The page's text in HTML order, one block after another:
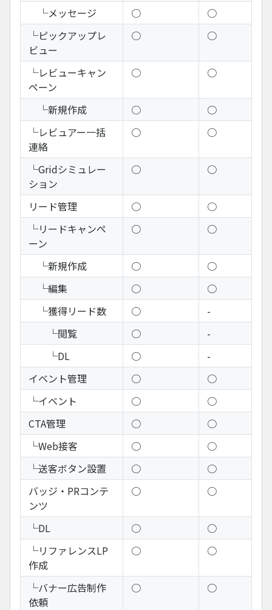
└メッセージ ○
○
└ピックアップレ
ビュー
○ ○
└レビューキャン
ペーン
○ ○
└新規作成 ○
○
└レビュアー一括
連絡
○ ○
└Gridシミュレー
ション
○ ○
リード管理 ○
○
└リードキャンペ
ーン
○ ○
└新規作成 ○
○
└編集
○
○
└獲得リード数
○
-
└閲覧
○
-
└DL
○
-
イベント管理
○
○
└イベント
○
○
CTA管理
○
○
└Web接客
○
○
└送客ボタン設置
○
○
バッジ・PRコンテ
ンツ
○ ○
└DL ○
○
└リファレンスLP
作成
○ ○
└バナー広告制作
依頼
○ ○